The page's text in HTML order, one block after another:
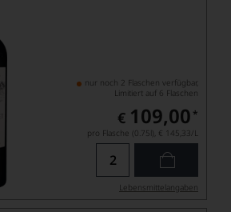
nur noch 2 Flaschen verfügbar,
Limitiert auf 6 Flaschen
€ 109,00 *
pro Flasche (0.75l), € 145,33/L
Lebensmittel­angaben